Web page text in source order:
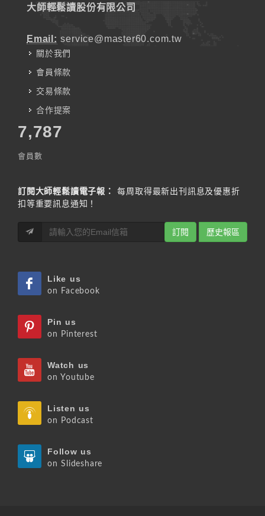
大師輕鬆讀股份有限公司
Email: service@master60.com.tw
關於我們
會員條款
交易條款
合作提案
7,787
會員數
訂閱大師輕鬆讀電子報：
每周取得最新出刊訊息及優惠折
扣等重要訊息通知！
訂閱 歷史報區
Like us
on Facebook
Pin us
on Pinterest
Watch us
on Youtube
Listen us
on Podcast
Follow us
on Slideshare